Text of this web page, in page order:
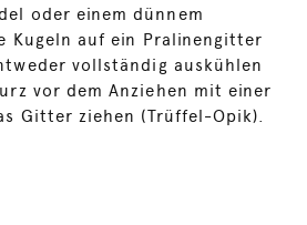
oder einem dünnem
Kugeln auf ein Pralinengitter
vollständig auskühlen
vor dem Anziehen mit einer
Gitter ziehen (Trüffel-Opik).